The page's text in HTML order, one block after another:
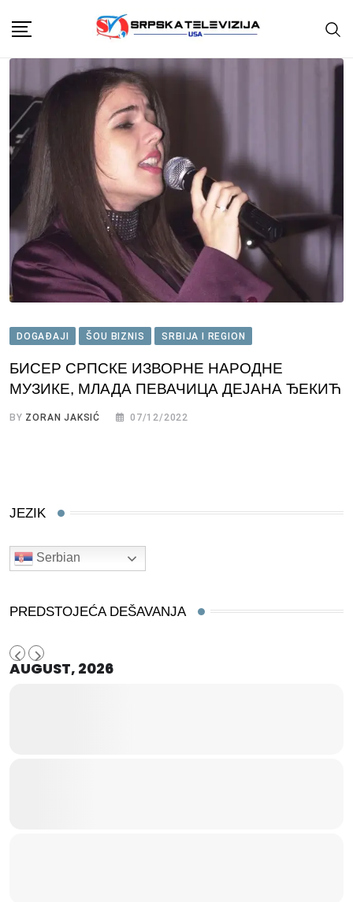
content
DOGAĐAJI ŠOU BIZNIS SRBIJA I REGION
БИСЕР СРПСКЕ ИЗВОРНЕ НАРОДНЕ
МУЗИКЕ, МЛАДА ПЕВАЧИЦА ДЕЈАНА ЂЕКИЋ
BY ZORAN JAKSIĆ 07/12/2022
JEZIK
Serbian
PREDSTOJEĆA DEŠAVANJA
AUGUST, 2026